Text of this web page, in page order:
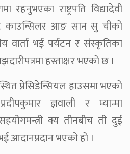
रहनुभएका राष्ट्रपति विद्यादेवी
काउन्सिलर आङ सान सु चीको
वार्ता भई पर्यटन र संस्कृतिका
हस्ताक्षर भएको छ ।
प्रेसिडेन्सियल हाउसमा भएको
प्रदीपकुमार ज्ञवाली र म्यान्मा
क्य तीनबीच ती दुई
आदानप्रदान भएको हो ।